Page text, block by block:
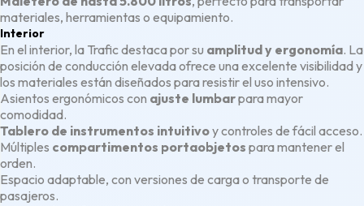
materiales, herramientas o equipamiento.
Interior
En el interior, la Trafic destaca por su amplitud y ergonomía. La
posición de conducción elevada ofrece una excelente visibilidad y
los materiales están diseñados para resistir el uso intensivo.
Asientos ergonómicos con ajuste lumbarpara mayor
comodidad.
Tablero de instrumentos intuitivoy controles de fácil acceso.
Múltiples compartimentos portaobjetos para mantener el
orden.
Espacio adaptable, con versiones de carga o transporte de
pasajeros.